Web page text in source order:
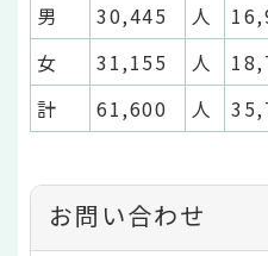
男 30,445 人
女
31,155 人
計
61,600 人
お問い合わせ